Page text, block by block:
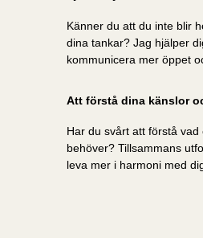
Känner du att du inte blir
dina tankar? Jag hjälper
kommunicera mer öppet
Att förstå dina känslor
Har du svårt att förstå
behöver? Tillsammans
leva mer i harmoni med